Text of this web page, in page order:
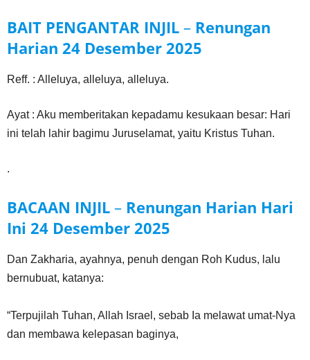
BAIT PENGANTAR INJIL – Renungan
Harian 24 Desember 2025
Reff. : Alleluya, alleluya, alleluya.
Ayat : Aku memberitakan kepadamu kesukaan besar: Hari
ini telah lahir bagimu Juruselamat, yaitu Kristus Tuhan.
.
BACAAN INJIL – Renungan Harian Hari
Ini 24 Desember 2025
Dan Zakharia, ayahnya, penuh dengan Roh Kudus, lalu
bernubuat, katanya:
“Terpujilah Tuhan, Allah Israel, sebab Ia melawat umat-Nya
dan membawa kelepasan baginya,